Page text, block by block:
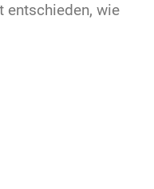
entschieden, wie